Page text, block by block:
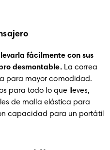
fácilmente con sus
desmontable. La correa
para mayor comodidad.
para todo lo que lleves,
de malla elástica para
capacidad para un portátil